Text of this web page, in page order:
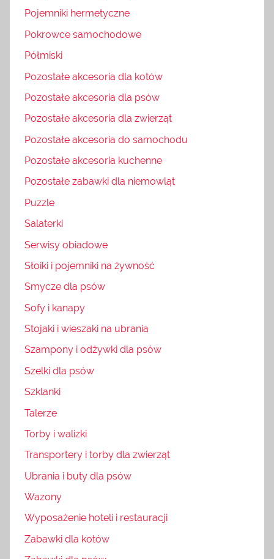
Pojemniki hermetyczne
Pokrowce samochodowe
Półmiski
Pozostałe akcesoria dla kotów
Pozostałe akcesoria dla psów
Pozostałe akcesoria dla zwierząt
Pozostałe akcesoria do samochodu
Pozostałe akcesoria kuchenne
Pozostałe zabawki dla niemowląt
Puzzle
Salaterki
Serwisy obiadowe
Słoiki i pojemniki na żywność
Smycze dla psów
Sofy i kanapy
Stojaki i wieszaki na ubrania
Szampony i odżywki dla psów
Szelki dla psów
Szklanki
Talerze
Torby i walizki
Transportery i torby dla zwierząt
Ubrania i buty dla psów
Wazony
Wyposażenie hoteli i restauracji
Zabawki dla kotów